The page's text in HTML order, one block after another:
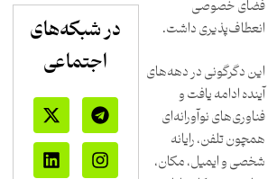
فضای خصوصی
انعطاف‌پذیری داشت.
این دگرگونی در دهه‌های
آینده ادامه یافت و
فناوری‌های نوآورانه‌ای
همچون تلفن، رایانه
شخصی و ایمیل، مکان،
در شبکه‌های
اجتماعی